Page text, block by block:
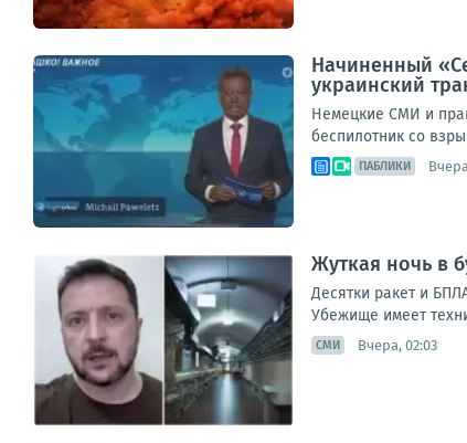
Начиненный
украинский
Немецкие СМИ и
беспилотник со
ПАБЛИКИ
Жуткая ночь в
Десятки ракет и
Убежище имеет
СМИ Вчера, 02:03